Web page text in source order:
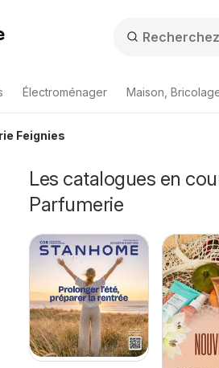
Électroménager Maison,
Feignies
Les catalogues en
Parfumerie